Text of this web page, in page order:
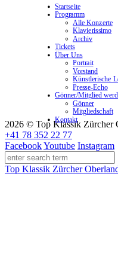
2026 © Top Klassik Zürcher
+41 78 352 22 77
FacebookYoutube Instagram
Top Klassik Zürcher
Startseite
Programm
Alle Konzerte
Klavierissimo
Archiv
Tickets
Über Uns
Portrait
Vorstand
Künstlerische
Presse-Echo
Gönner/Mitglied
Gönner
Mitgliedschaft
Kontakt